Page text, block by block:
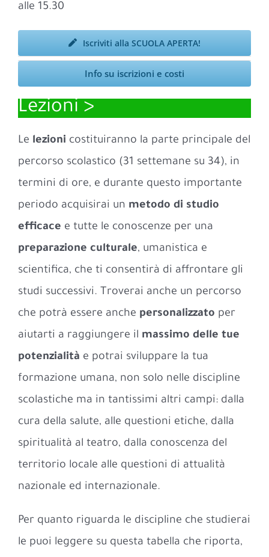
alle 15.30
Iscriviti alla SCUOLA APERTA!
Info su iscrizioni e costi
Lezioni >
Le lezioni costituiranno la parte principale del
percorso scolastico (31 settemane su 34), in
termini di ore, e durante questo importante
periodo acquisirai un metodo di studio
efficace e tutte le conoscenze per una
preparazione culturale, umanistica e
scientifica, che ti consentirà di affrontare gli
studi successivi. Troverai anche un percorso
che potrà essere anche personalizzato per
aiutarti a raggiungere il massimo delle tue
potenzialità e potrai sviluppare la tua
formazione umana, non solo nelle discipline
scolastiche ma in tantissimi altri campi: dalla
cura della salute, alle questioni etiche, dalla
spiritualità al teatro, dalla conoscenza del
territorio locale alle questioni di attualità
nazionale ed internazionale.
Per quanto riguarda le discipline che studierai
le puoi leggere su questa tabella che riporta,